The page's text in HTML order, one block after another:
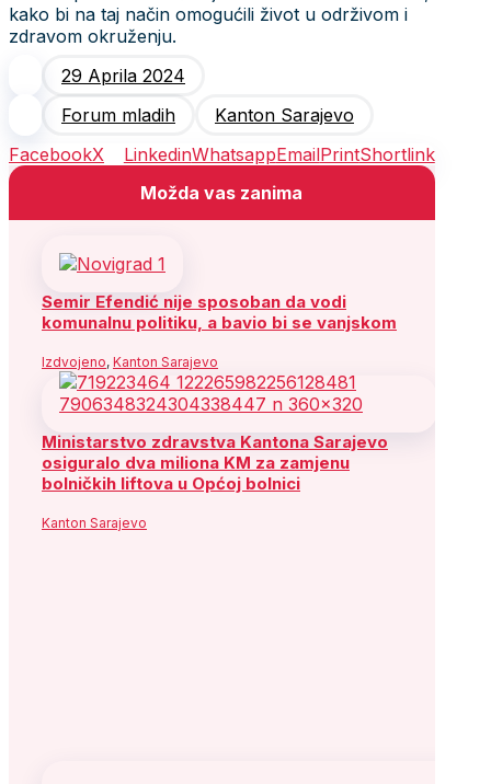
kako bi na taj način omogućili život u održivom i
zdravom okruženju.
29 Aprila 2024
Forum mladih
Kanton Sarajevo
FacebookX LinkedinWhatsappEmailPrintShortlink
Možda vas zanima
Semir Efendić nije sposoban da vodi
komunalnu politiku, a bavio bi se vanjskom
Izdvojeno, Kanton Sarajevo
Ministarstvo zdravstva Kantona Sarajevo
osiguralo dva miliona KM za zamjenu
bolničkih liftova u Općoj bolnici
Kanton Sarajevo